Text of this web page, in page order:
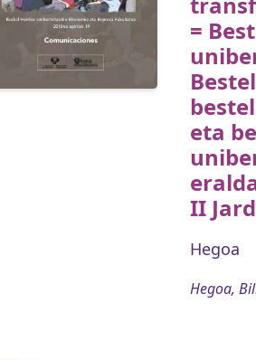
=
eta
II
Hegoa
Hegoa,